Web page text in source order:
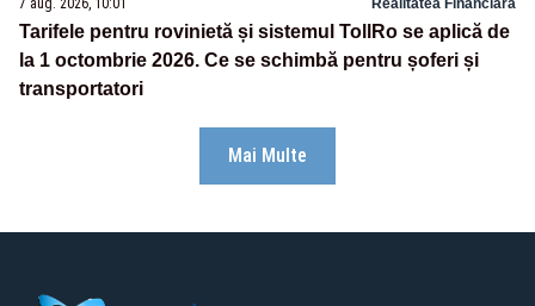
7 aug. 2026, 10:01 Realitatea Financiara
Tarifele pentru rovinietă și sistemul TollRo se aplică de
la 1 octombrie 2026. Ce se schimbă pentru șoferi și
transportatori
Mai Multe